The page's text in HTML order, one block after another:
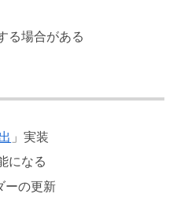
る場合がある
」実装
になる
ーの更新